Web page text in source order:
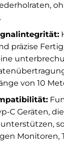
präzise
von 10
C Geräten, die
Monitoren,